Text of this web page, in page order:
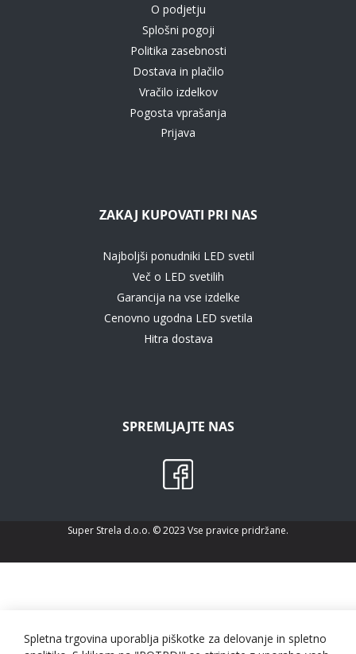
O podjetju
Splošni pogoji
Politika zasebnosti
Dostava in plačilo
Vračilo izdelkov
Pogosta vprašanja
Prijava
ZAKAJ KUPOVATI PRI NAS
Najboljši ponudniki LED svetil
Več o LED svetilih
Garancija na vse izdelke
Cenovno ugodna LED svetila
Hitra dostava
SPREMLJAJTE NAS
Super Strela d.o.o. © 2023 Vse pravice pridržane.
Spletna trgovina uporablja piškotke za delovanje in spletno